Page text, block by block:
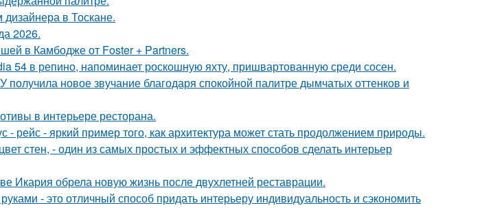
в Тоскане.
2026.
в Камбодже от Foster + Partners.
54 в репино, напоминает роскошную яхту, пришвартованную среди сосен.
новое звучание благодаря спокойной палитре дымчатых оттенков и
в интерьере ресторана.
- рейс - яркий пример того, как архитектура может стать продолжением природы.
стен, - один из самых простых и эффектных способов сделать интерьер
Икария обрела новую жизнь после двухлетней реставрации.
- это отличный способ придать интерьеру индивидуальность и сэкономить